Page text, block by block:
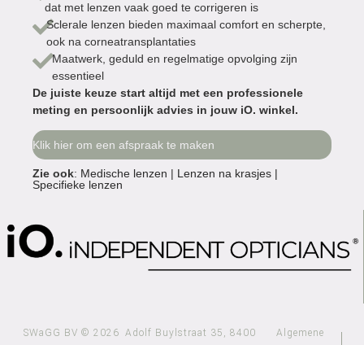
dat met lenzen vaak goed te corrigeren is
Sclerale lenzen bieden maximaal comfort en scherpte,
ook na corneatransplantaties
Maatwerk, geduld en regelmatige opvolging zijn
essentieel
De juiste keuze start altijd met een professionele
meting en persoonlijk advies in jouw iO. winkel.
Klik hier om een afspraak te maken
Zie ook: Medische lenzen | Lenzen na krasjes |
Specifieke lenzen
SWaGG BV © 2026 Adolf Buylstraat 35, 8400 Algemene